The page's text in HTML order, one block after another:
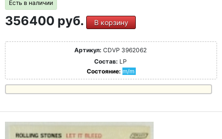
Есть в наличии
356400 руб. В корзину
Артикул: CDVP 3962062
Состав: LP
Состояние: m/m